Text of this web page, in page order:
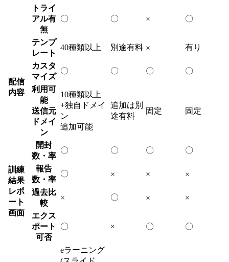
トライ
アル有
無
〇 〇 × 〇
配信
内容
テンプ
レート
40種類以上 別途有料 × 有り
カスタ
マイズ
〇 〇 〇 〇
利用可
能
送信元
ドメイ
ン
10種類以上
+独自ドメイ
ン
追加可能
追加は別
途有料
固定 固定
訓練
結果
レポ
ート
画面
開封
数・率
〇 〇 〇 〇
報告
数・率
〇 × × ×
過去比
較
× 〇 × ×
エクス
ポート
可否
〇 × 〇 〇
eラーニング